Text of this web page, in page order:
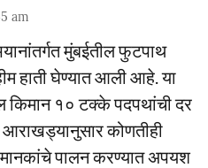
am
मुंबईतील फुटपाथ
हाती घेण्यात आली आहे. या
किमान १० टक्के पदपथांची दर
आराखड्यानुसार कोणतीही
पालन करण्यात अपयश